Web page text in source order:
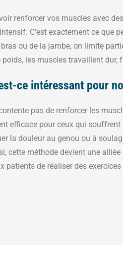
renforcer vos muscles avec
C’est exactement ce que
ou de la jambe, on limite
les muscles travaillent dur,
ce intéressant pour
pas de renforcer les
efficace pour ceux qui
la douleur au genou ou à
cette méthode devient une
patients de réaliser des